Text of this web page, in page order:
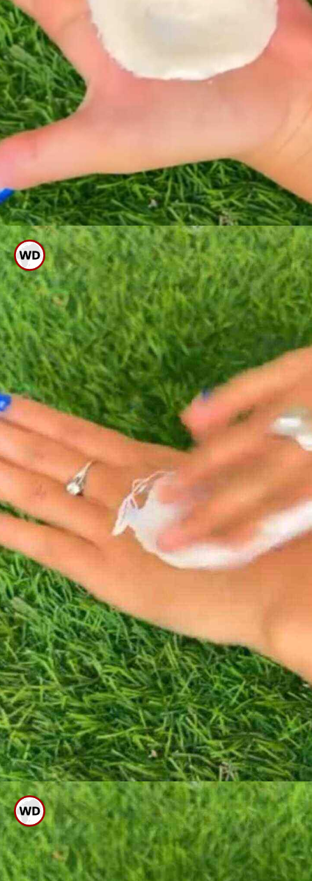
ಈಗ ಕಪ್ಪಾಗಿರುವ ಮುಂಗೈ ಭಾಗಕ್ಕೆ ಈ
ಪೇಸ್ಟ್ ನ್ನು ಹಚ್ಚಿ
ಪೇಸ್ಟ್ ನೊರೆ ಬರುವ ತನಕ ಚೆನ್ನಾಗಿ
ಮಸಾಜ್ ಮಾಡಿ